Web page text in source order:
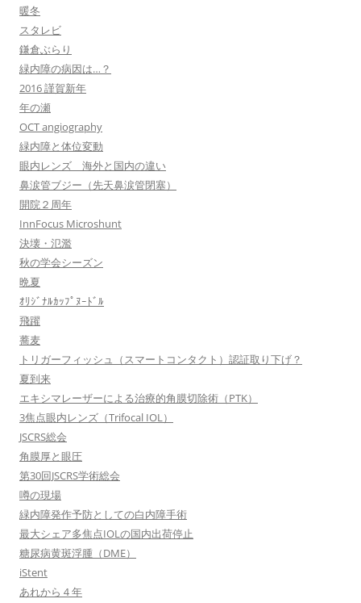
暖冬
スタレビ
鎌倉ぶらり
緑内障の病因は…？
2016 謹賀新年
年の瀬
OCT angiography
緑内障と体位変動
眼内レンズ 海外と国内の違い
鼻涙管ブジー（先天鼻涙管閉塞）
開院２周年
InnFocus Microshunt
決壊・氾濫
秋の学会シーズン
晩夏
ｵﾘｼﾞﾅﾙｶｯﾌﾟﾇｰﾄﾞﾙ
飛躍
蕎麦
トリガーフィッシュ（スマートコンタクト）認証取り下げ？
夏到来
エキシマレーザーによる治療的角膜切除術（PTK）
3焦点眼内レンズ（Trifocal IOL）
JSCRS総会
角膜厚と眼圧
第30回JSCRS学術総会
噂の現場
緑内障発作予防としての白内障手術
最大シェア多焦点IOLの国内出荷停止
糖尿病黄斑浮腫（DME）
iStent
あれから４年